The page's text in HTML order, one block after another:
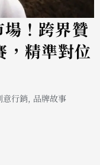
！跨界贊
精準對位
意行銷, 品牌故事